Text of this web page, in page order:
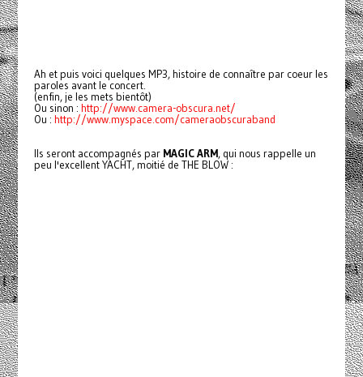
Ah et puis voici quelques MP3, histoire de connaître par coeur les
paroles avant le concert.
(enfin, je les mets bientôt)
Ou sinon : http://www.camera-obscura.net/
Ou : http://www.myspace.com/cameraobscuraband
Ils seront accompagnés par MAGIC ARM, qui nous rappelle un
peu l'excellent YACHT, moitié de THE BLOW :